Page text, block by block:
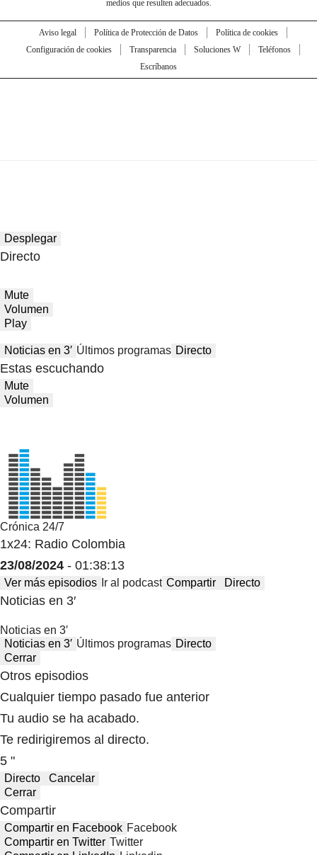
medios que resulten adecuados.
Aviso legal Política de Protección de Datos
Política de cookies
Configuración de cookies
Transparencia Soluciones W
Teléfonos
Escríbanos
Desplegar
Directo
Mute
Volumen
Play
Noticias en 3′ Últimos programas Directo
Estas escuchando
Mute
Volumen
Crónica 24/7
1x24: Radio Colombia
23/08/2024 - 01:38:13
Ver más episodios Ir al podcast Compartir Directo
Noticias en 3′
Noticias en 3′
Noticias en 3′ Últimos programas Directo
Cerrar
Otros episodios
Cualquier tiempo pasado fue anterior
Tu audio se ha acabado.
Te redirigiremos al directo.
5 "
Directo
Cancelar
Cerrar
Compartir
Compartir en Facebook Facebook
Compartir en Twitter Twitter